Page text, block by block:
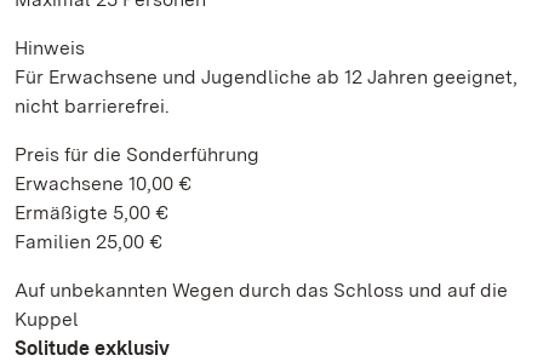
Hinweis
Für Erwachsene und Jugendliche ab 12 Jahren geeignet,
nicht barrierefrei.
Preis für die Sonderführung
Erwachsene 10,00 €
Ermäßigte 5,00 €
Familien 25,00 €
Auf unbekannten Wegen durch das Schloss und auf die
Kuppel
Solitude exklusiv